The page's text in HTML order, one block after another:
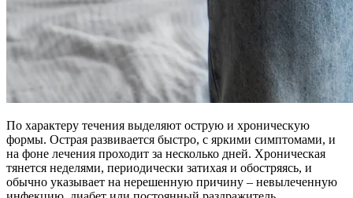
По характеру течения выделяют острую и хроническую
формы. Острая развивается быстро, с яркими симптомами, и
на фоне лечения проходит за несколько дней. Хроническая
тянется неделями, периодически затихая и обостряясь, и
обычно указывает на нерешенную причину – невылеченную